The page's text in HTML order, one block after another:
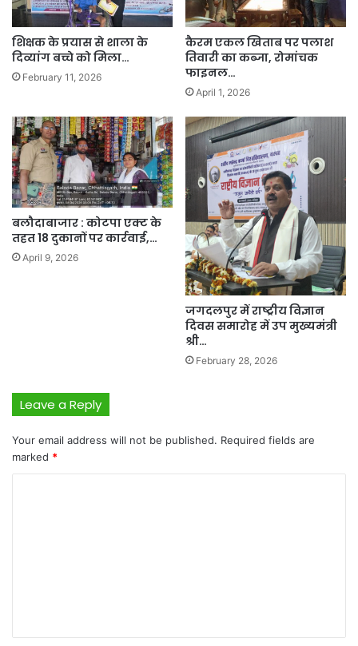
शिक्षक के प्रयास से शाला के
दिव्यांग बच्चे को मिला…
February 11, 2026
कैरम एकल खिताब पर पलाश
तिवारी का कब्जा, रोमांचक
फाइनल…
April 1, 2026
बलौदाबाजार : कोटपा एक्ट के
तहत 18 दुकानों पर कार्रवाई,…
April 9, 2026
जगदलपुर में राष्ट्रीय विज्ञान
दिवस समारोह में उप मुख्यमंत्री
श्री…
February 28, 2026
Leave a Reply
Your email address will not be published. Required fields are
marked *